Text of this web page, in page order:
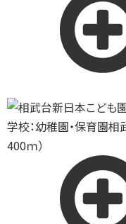
学校：幼稚園・保育園相
400ｍ）